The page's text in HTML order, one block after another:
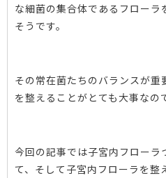
な細菌の集合体であるフローラ
そうです。
その常在菌たちのバランスが
を整えることがとても大事なの
今回の記事では子宮内フロー
て、そして子宮内フローラを整